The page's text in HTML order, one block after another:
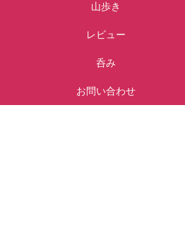
山歩き
レビュー
呑み
お問い合わせ